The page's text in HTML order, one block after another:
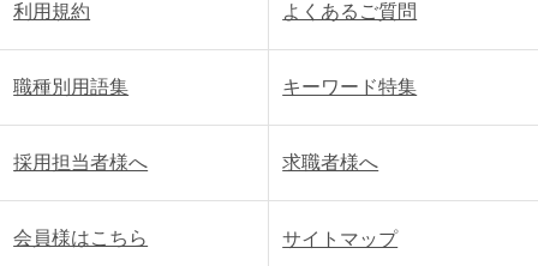
利用規約 よくあるご質問
職種別用語集 キーワード特集
採用担当者様へ 求職者様へ
会員様はこちら サイトマップ